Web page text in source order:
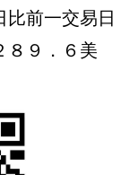
前一交易日
８９．６美